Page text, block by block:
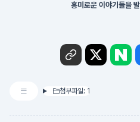
흥미로운 이야기들을
첨부파일: 1